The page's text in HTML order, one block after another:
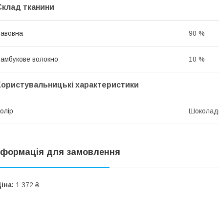
тканини
90 %
волокно 10 %
характеристики
для замовлення
1 372 ₴